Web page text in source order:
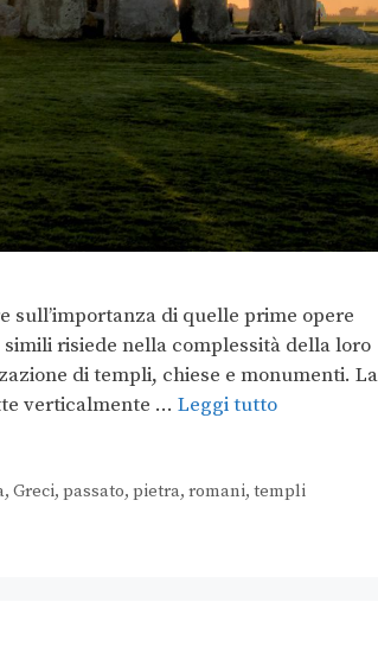
sull’importanza di quelle prime opere
risiede nella complessità della loro
di templi, chiese e monumenti. La
verticalmente … Leggi tutto
, Greci, passato, pietra, romani, templi